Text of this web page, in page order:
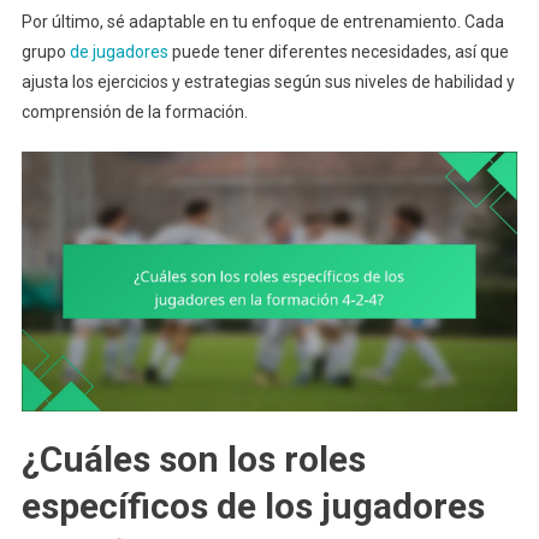
Por último, sé adaptable en tu enfoque de entrenamiento. Cada
grupo de jugadores puede tener diferentes necesidades, así que
ajusta los ejercicios y estrategias según sus niveles de habilidad y
comprensión de la formación.
¿Cuáles son los roles
específicos de los jugadores